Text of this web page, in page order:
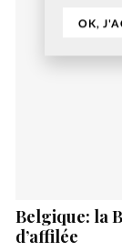
OK,
Belgique: la
d’affilée